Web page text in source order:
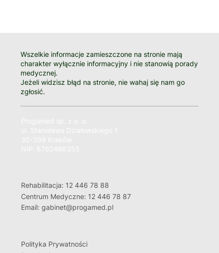
Wszelkie informacje zamieszczone na stronie mają
charakter wyłącznie informacyjny i nie stanowią porady
medycznej.
Jeżeli widzisz błąd na stronie, nie wahaj się nam go
zgłosić.
Rehabilitacja: 12 446 78 88
Centrum Medyczne: 12 446 78 87
Email: gabinet@progamed.pl
Polityka Prywatności